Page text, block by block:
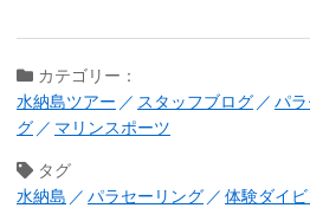
カテゴリー：
水納島ツアー
スタッフブログ パ
グ
マリンスポーツ
タグ
水納島
パラセーリング 体験ダイ